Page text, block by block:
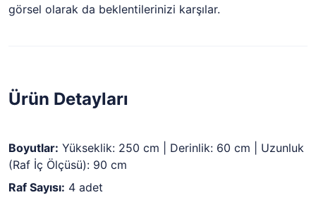
görsel olarak da beklentilerinizi karşılar.
Ürün Detayları
Boyutlar: Yükseklik: 250 cm | Derinlik: 60 cm | Uzunluk
(Raf İç Ölçüsü): 90 cm
Raf Sayısı: 4 adet